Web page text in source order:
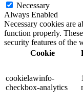
Necessary
Always Enabled
Necessary cookies are
function properly.
security features of the
Cookie
cookielawinfo-
checkbox-analytics